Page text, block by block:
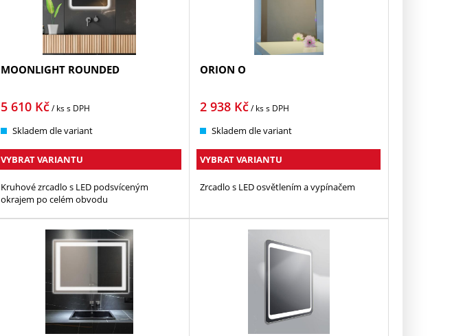
MOONLIGHT ROUNDED
5 610Kč/ kss DPH
Skladem dle variant
VYBRAT VARIANTU
Kruhové zrcadlo s LED podsvíceným
okrajem po celém obvodu
ORION O
2 938 Kč/ kss DPH
Skladem dle variant
VYBRAT VARIANTU
Zrcadlo s LED osvětlením a vypínačem